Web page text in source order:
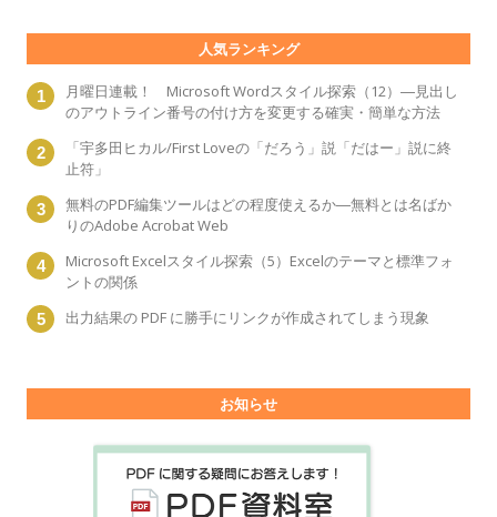
人気ランキング
月曜日連載！ Microsoft Wordスタイル探索（12）―見出し
のアウトライン番号の付け方を変更する確実・簡単な方法
「宇多田ヒカル/First Loveの「だろう」説「だはー」説に終
止符」
無料のPDF編集ツールはどの程度使えるか―無料とは名ばか
りのAdobe Acrobat Web
Microsoft Excelスタイル探索（5）Excelのテーマと標準フォ
ントの関係
出力結果の PDF に勝手にリンクが作成されてしまう現象
お知らせ